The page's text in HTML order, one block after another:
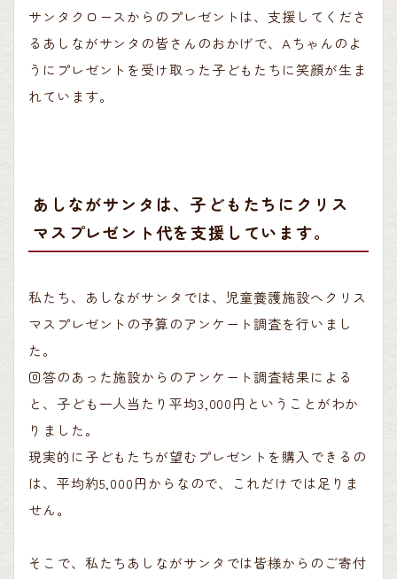
サンタクロースからのプレゼントは、支援してくださ
るあしながサンタの皆さんのおかげで、Aちゃんのよ
うにプレゼントを受け取った子どもたちに笑顔が生ま
れています。
あしながサンタは、子どもたちにクリス
マスプレゼント代を支援しています。
私たち、あしながサンタでは、児童養護施設へクリス
マスプレゼントの予算のアンケート調査を行いまし
た。
回答のあった施設からのアンケート調査結果による
と、子ども一人当たり平均3,000円ということがわか
りました。
現実的に子どもたちが望むプレゼントを購入できるの
は、平均約5,000円からなので、これだけでは足りま
せん。
そこで、私たちあしながサンタでは皆様からのご寄付